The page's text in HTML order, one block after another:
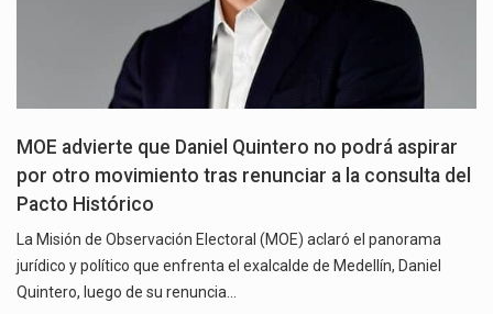
MOE advierte que Daniel Quintero no podrá aspirar
por otro movimiento tras renunciar a la consulta del
Pacto Histórico
La Misión de Observación Electoral (MOE) aclaró el panorama
jurídico y político que enfrenta el exalcalde de Medellín, Daniel
Quintero, luego de su renuncia…